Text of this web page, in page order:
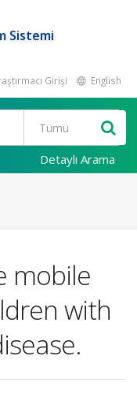
Sistemi
Girişi English
Detaylı Arama
mobile
with